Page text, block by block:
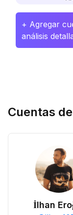
+ Agregar
análisis
Cuentas
İlhan